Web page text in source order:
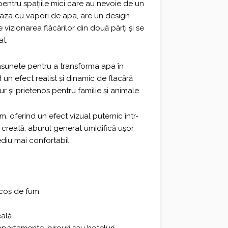
spațiile mici care au nevoie de un
cu vapori de apa, are un design
flăcărilor din două părți și se
pentru a transforma apa în
un efect realist și dinamic de flacără
și prietenos pentru familie și animale.
oferind un efect vizual puternic într-
aburul generat umidifică ușor
mai confortabil.
de fum